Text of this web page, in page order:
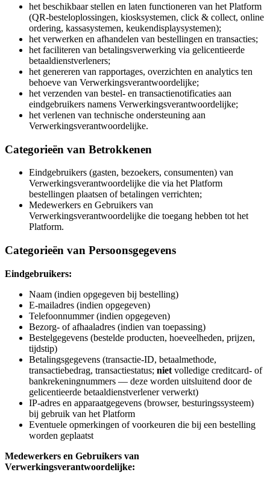
het beschikbaar stellen en laten functioneren van het Platform
(QR-besteloplossingen, kiosksystemen, click & collect, online
ordering, kassasystemen, keukendisplaysystemen);
het verwerken en afhandelen van bestellingen en transacties;
het faciliteren van betalingsverwerking via gelicentieerde
betaaldienstverleners;
het genereren van rapportages, overzichten en analytics ten
behoeve van Verwerkingsverantwoordelijke;
het verzenden van bestel- en transactienotificaties aan
eindgebruikers namens Verwerkingsverantwoordelijke;
het verlenen van technische ondersteuning aan
Verwerkingsverantwoordelijke.
Categorieën van Betrokkenen
Eindgebruikers (gasten, bezoekers, consumenten) van
Verwerkingsverantwoordelijke die via het Platform
bestellingen plaatsen of betalingen verrichten;
Medewerkers en Gebruikers van
Verwerkingsverantwoordelijke die toegang hebben tot het
Platform.
Categorieën van Persoonsgegevens
Eindgebruikers:
Naam (indien opgegeven bij bestelling)
E-mailadres (indien opgegeven)
Telefoonnummer (indien opgegeven)
Bezorg- of afhaaladres (indien van toepassing)
Bestelgegevens (bestelde producten, hoeveelheden, prijzen,
tijdstip)
Betalingsgegevens (transactie-ID, betaalmethode,
transactiebedrag, transactiestatus; niet volledige creditcard- of
bankrekeningnummers — deze worden uitsluitend door de
gelicentieerde betaaldienstverlener verwerkt)
IP-adres en apparaatgegevens (browser, besturingssysteem)
bij gebruik van het Platform
Eventuele opmerkingen of voorkeuren die bij een bestelling
worden geplaatst
Medewerkers en Gebruikers van
Verwerkingsverantwoordelijke: